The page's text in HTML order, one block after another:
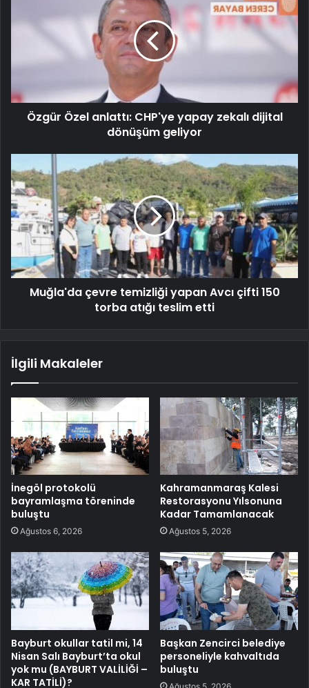
Özgür Özel anlattı: CHP'ye yapay zekalı dijital
dönüşüm geliyor
Muğla'da çevre temizliği yapan Avcı çifti 150
torba atığı teslim etti
İlgili Makaleler
İnegöl protokolü
bayramlaşma töreninde
buluştu
Ağustos 6, 2026
Kahramanmaraş Kalesi
Restorasyonu Yılsonuna
Kadar Tamamlanacak
Ağustos 5, 2026
Bayburt okullar tatil mi, 14
Nisan Salı Bayburt’ta okul
yok mu (BAYBURT VALİLİĞİ –
KAR TATİLİ)?
Başkan Zencirci belediye
personeliyle kahvaltıda
buluştu